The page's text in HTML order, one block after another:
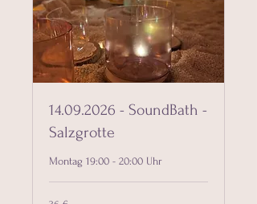
14.09.2026 - SoundBath -
Salzgrotte
Montag 19:00 - 20:00 Uhr
36